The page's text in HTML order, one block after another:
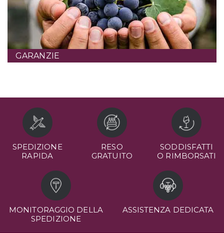
GARANZIE
SPEDIZIONE
RAPIDA
RESO
GRATUITO
SODDISFATTI
O RIMBORSATI
MONITORAGGIO DELLA
SPEDIZIONE
ASSISTENZA DEDICATA